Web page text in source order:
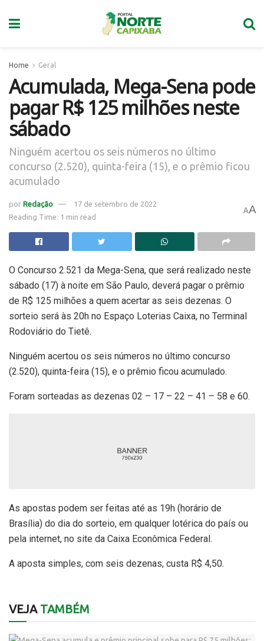
Home Geral
Acumulada, Mega-Sena pode
pagar R$ 125 milhões neste
sábado
Ninguém acertou os seis números no último
concurso (2.520), quinta-feira (15), e o prêmio ficou
acumulado
por Redação
17 de setembro de 2022
Reading Time: 1 min read
AA
O Concurso 2.521 da Mega-Sena, que será realizado neste
sábado (17) à noite em São Paulo, deverá pagar o prêmio
de R$ 125 milhões a quem acertar as seis dezenas. O
sorteio será às 20h no Espaço Loterias Caixa, no Terminal
Rodoviário do Tietê.
Ninguém acertou os seis números no último concurso
(2.520), quinta-feira (15), e o prêmio ficou acumulado.
Foram sorteadas as dezenas 02 – 17 – 22 – 41 – 58 e 60.
As apostas podem ser feitas até as 19h (horário de
Brasília) do dia do sorteio, em qualquer lotérica do país ou
pela internet, no site da Caixa Econômica Federal.
A aposta simples, com seis dezenas, custa R$ 4,50.
VEJATAMBÉM